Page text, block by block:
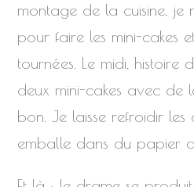
montage de la cuisine, je
pour faire les mini-cakes
tournées. Le midi, histoire
deux mini-cakes avec de
bon. Je laisse refroidir les
emballe dans du papier